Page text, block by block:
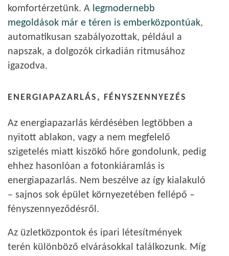
komfortérzetünk. A legmodernebb
megoldások már e téren is emberközpontúak,
automatikusan szabályozottak, például a
napszak, a dolgozók cirkadián ritmusához
igazodva.
ENERGIAPAZARLÁS, FÉNYSZENNYEZÉS
Az energiapazarlás kérdésében legtöbben a
nyitott ablakon, vagy a nem megfelelő
szigetelés miatt kiszökő hőre gondolunk, pedig
ehhez hasonlóan a fotonkiáramlás is
energiapazarlás. Nem beszélve az így kialakuló
– sajnos sok épület környezetében fellépő –
fényszennyeződésről.
Az üzletközpontok és ipari létesítmények
terén különböző elvárásokkal találkozunk. Míg